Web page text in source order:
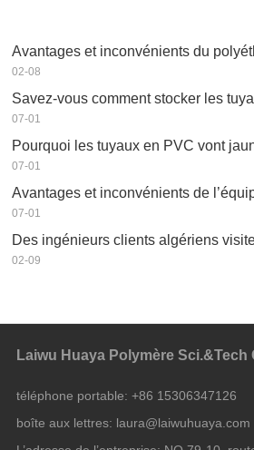
02-08
Savez-vous comment stocker les
07-01
Pourquoi les tuyaux en PVC vont
07-01
07-01
02-09
Laiwu Huaya Polymère Sci.&Tech
téléphone portable: +86 15306347126
boîte aux lettres: laura@laiwuhuaya.com